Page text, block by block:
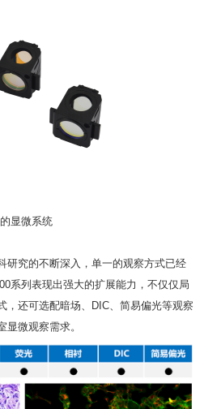
显微系统
研究的不断深入，单一的观察方式已经
系列表现出强大的扩展能力，不仅仅局
，还可选配暗场、DIC、简易偏光等观察
微观察需求。